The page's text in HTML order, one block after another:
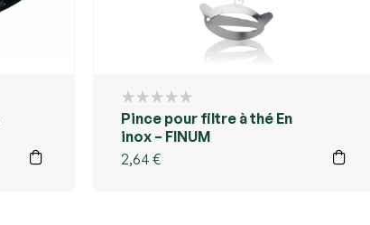
Pince pour filtre à thé En
inox – FINUM
2,64 €